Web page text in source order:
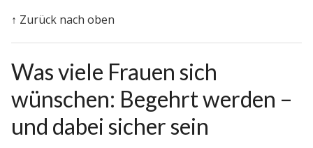
↑ Zurück nach oben
Was viele Frauen sich
wünschen: Begehrt werden –
und dabei sicher sein